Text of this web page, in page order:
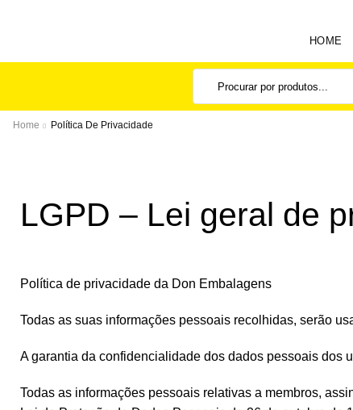
HOME
Home Política De Privacidade
LGPD – Lei geral de
Política de privacidade da Don Embalagens
Todas as suas informações pessoais recolhidas, serão
A garantia da confidencialidade dos dados pessoais dos
Todas as informações pessoais relativas a membros,